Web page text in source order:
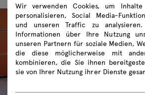
Wir verwenden Cookies, um
personalisieren, Social Media-
und unseren Traffic zu
Informationen über Ihre Nutzung
unseren Partnern für soziale Medien,
die diese möglicherweise mit
kombinieren, die Sie ihnen
sie von Ihrer Nutzung ihrer Dienste